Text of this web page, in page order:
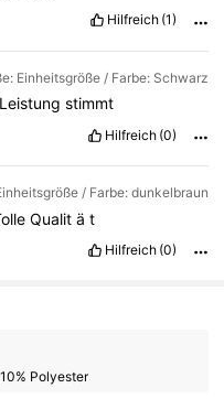
Hilfreich (1)
Einheitsgröße / Farbe: Schwarz
Leistungstimmt
Hilfreich (0)
/ Farbe: dunkelbraun
Qualität
Hilfreich (0)
Polyester